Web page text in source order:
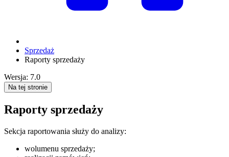
Sprzedaż
Raporty sprzedaży
Wersja: 7.0
Na tej stronie
Raporty sprzedaży
Sekcja raportowania służy do analizy:
wolumenu sprzedaży;